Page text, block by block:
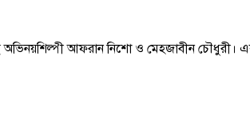
অভিনয়শিল্পী আফরান নিশো ও মেহজাবীন চৌধুরী।